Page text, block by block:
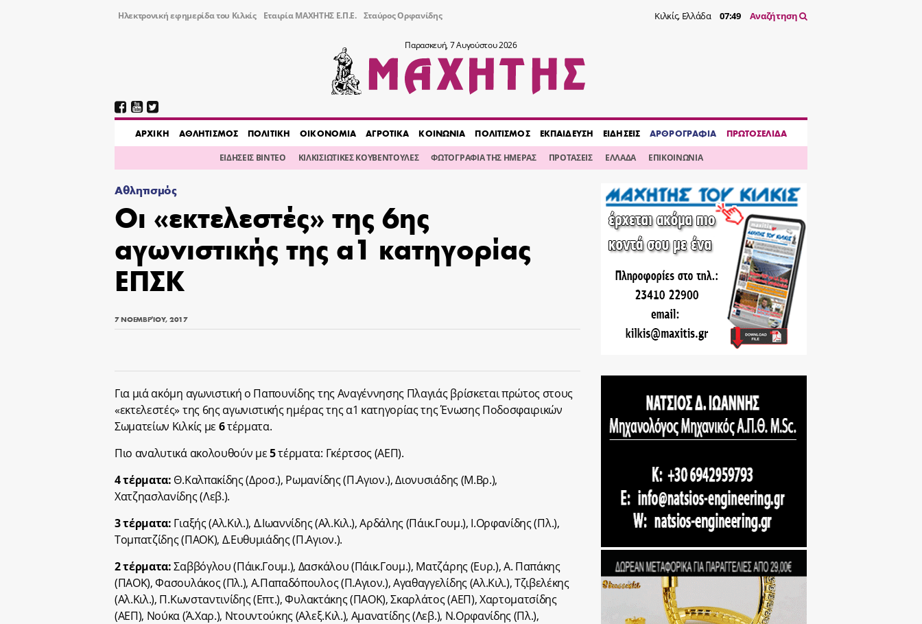
Ηλεκτρονική εφημερίδα του Κιλκίς Εταιρία ΜΑΧΗΤΗΣ Ε.Π.Ε. Σταύρος Ορφανίδης Κιλκίς, Ελλάδα 07:49 Αναζήτηση
Παρασκευή, 7 Αυγούστου 2026
AΡΧΙΚΗ ΑΘΛΗΤΙΣΜΟΣ ΠΟΛΙΤΙΚΗ ΟΙΚΟΝΟΜΙΑ ΑΓΡΟΤΙΚΑ ΚΟΙΝΩΝΙΑ ΠΟΛΙΤΙΣΜΟΣ ΕΚΠΑΙΔΕΥΣΗ ΕΙΔΗΣΕΙΣ ΑΡΘΡΟΓΡΑΦΙΑ ΠΡΩΤΟΣΕΛΙΔΑ
ΕΙΔΗΣΕΙΣ ΒΙΝΤΕΟ ΚΙΛΚΙΣΙΩΤΙΚΕΣ ΚΟΥΒΕΝΤΟΥΛΕΣ ΦΩΤΟΓΡΑΦΙΑ ΤΗΣ ΗΜΕΡΑΣ ΠΡΟΤΑΣΕΙΣ ΕΛΛΑΔΑ ΕΠΙΚΟΙΝΩΝΙΑ
Αθλητισμός
Οι «εκτελεστές» της 6ης
αγωνιστικής της α1 κατηγορίας
ΕΠΣΚ
7 ΝΟΕΜΒΡΊΟΥ, 2017
Για μιά ακόμη αγωνιστική ο Παπουνίδης της Αναγέννησης Πλαγιάς βρίσκεται πρώτος στους
«εκτελεστές» της 6ης αγωνιστικής ημέρας της α1 κατηγορίας της Ένωσης Ποδοσφαιρικών
Σωματείων Κιλκίς με 6τέρματα.
Πιo αναλυτικά ακολουθούν με5τέρματα: Γκέρτσος (ΑΕΠ).
4 τέρματα: Θ.Καλπακίδης (Δροσ.), Ρωμανίδης (Π.Αγιον.), Διονυσιάδης (Μ.Βρ.),
Χατζηασλανίδης (Λεβ.).
3 τέρματα: Γιαξής (Αλ.Κιλ.), Δ.Ιωαννίδης (Αλ.Κιλ.), Αρδάλης (Πάικ.Γουμ.), Ι.Ορφανίδης (Πλ.),
Τομπατζίδης (ΠΑΟΚ), Δ.Ευθυμιάδης (Π.Αγιον.).
2 τέρματα:Σαββόγλου (Πάικ.Γουμ.), Δασκάλου (Πάικ.Γουμ.), Ματζάρης (Ευρ.), Α. Παπάκης
(ΠΑΟΚ), Φασουλάκος (Πλ.), Α.Παπαδόπουλος (Π.Αγιον.), Αγαθαγγελίδης (Αλ.Κιλ.), Τζιβελέκης
(Αλ.Κιλ.), Π.Κωνσταντινίδης (Επτ.), Φυλακτάκης (ΠΑΟΚ), Σκαρλάτος (ΑΕΠ), Χαρτοματσίδης
(ΑΕΠ), Νούκα (Ά.Χαρ.), Ντουντούκης (Αλεξ.Κιλ.), Αμανατίδης (Λεβ.), Ν.Ορφανίδης (Πλ.),